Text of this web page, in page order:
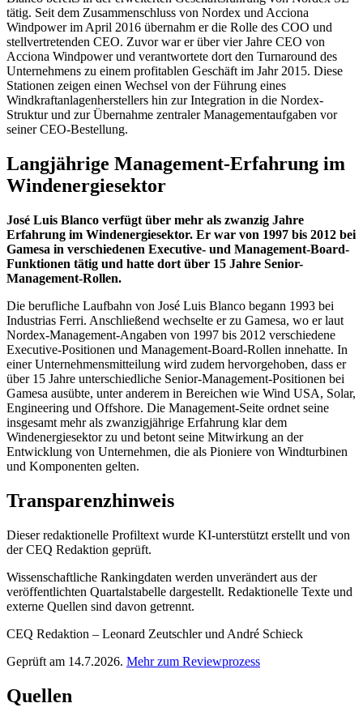
tätig. Seit dem Zusammenschluss von Nordex und Acciona
Windpower im April 2016 übernahm er die Rolle des COO und
stellvertretenden CEO. Zuvor war er über vier Jahre CEO von
Acciona Windpower und verantwortete dort den Turnaround des
Unternehmens zu einem profitablen Geschäft im Jahr 2015. Diese
Stationen zeigen einen Wechsel von der Führung eines
Windkraftanlagenherstellers hin zur Integration in die Nordex-
Struktur und zur Übernahme zentraler Managementaufgaben vor
seiner CEO-Bestellung.
Langjährige Management-Erfahrung im
Windenergiesektor
José Luis Blanco verfügt über mehr als zwanzig Jahre
Erfahrung im Windenergiesektor. Er war von 1997 bis 2012 bei
Gamesa in verschiedenen Executive- und Management-Board-
Funktionen tätig und hatte dort über 15 Jahre Senior-
Management-Rollen.
Die berufliche Laufbahn von José Luis Blanco begann 1993 bei
Industrias Ferri. Anschließend wechselte er zu Gamesa, wo er laut
Nordex-Management-Angaben von 1997 bis 2012 verschiedene
Executive-Positionen und Management-Board-Rollen innehatte. In
einer Unternehmensmitteilung wird zudem hervorgehoben, dass er
über 15 Jahre unterschiedliche Senior-Management-Positionen bei
Gamesa ausübte, unter anderem in Bereichen wie Wind USA, Solar,
Engineering und Offshore. Die Management-Seite ordnet seine
insgesamt mehr als zwanzigjährige Erfahrung klar dem
Windenergiesektor zu und betont seine Mitwirkung an der
Entwicklung von Unternehmen, die als Pioniere von Windturbinen
und Komponenten gelten.
Transparenzhinweis
Dieser redaktionelle Profiltext wurde KI-unterstützt erstellt und von
der CEQ Redaktion geprüft.
Wissenschaftliche Rankingdaten werden unverändert aus der
veröffentlichten Quartalstabelle dargestellt. Redaktionelle Texte und
externe Quellen sind davon getrennt.
CEQ Redaktion – Leonard Zeutschler und André Schieck
Geprüft am 14.7.2026. Mehr zum Reviewprozess
Quellen